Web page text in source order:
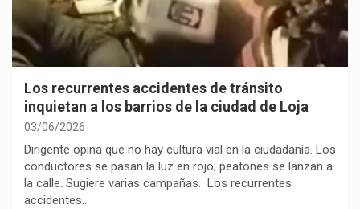
Los recurrentes accidentes de tránsito
inquietan a los barrios de la ciudad de Loja
03/06/2026
Dirigente opina que no hay cultura vial en la ciudadanía. Los
conductores se pasan la luz en rojo; peatones se lanzan a
la calle. Sugiere varias campañas. Los recurrentes
accidentes…